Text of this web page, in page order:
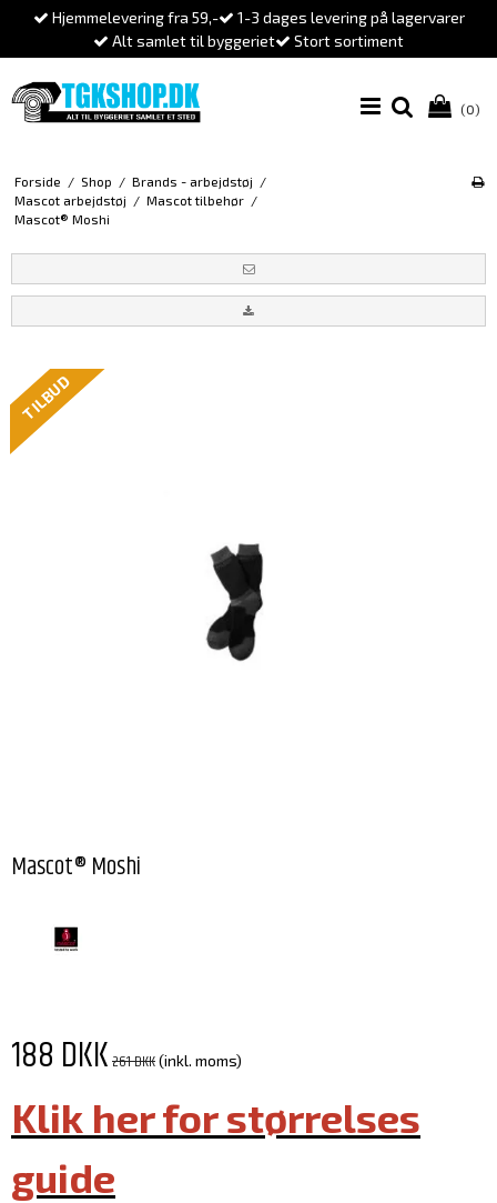
Hjemmelevering fra 59,-
1-3 dages levering på lagervarer
Alt samlet til byggeriet
Stort sortiment
(0)
Forside / Shop / Brands - arbejdstøj /
Mascot arbejdstøj / Mascot tilbehør /
Mascot® Moshi
TILBUD
Mascot® Moshi
188 DKK261 DKK(inkl. moms)
Klik her for størrelses
guide